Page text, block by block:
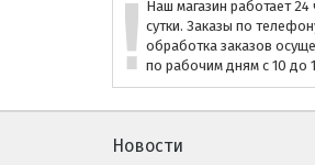
Наш магазин работает 24
сутки. Заказы по
обработка заказов
по рабочим дням с 10 до
Новости